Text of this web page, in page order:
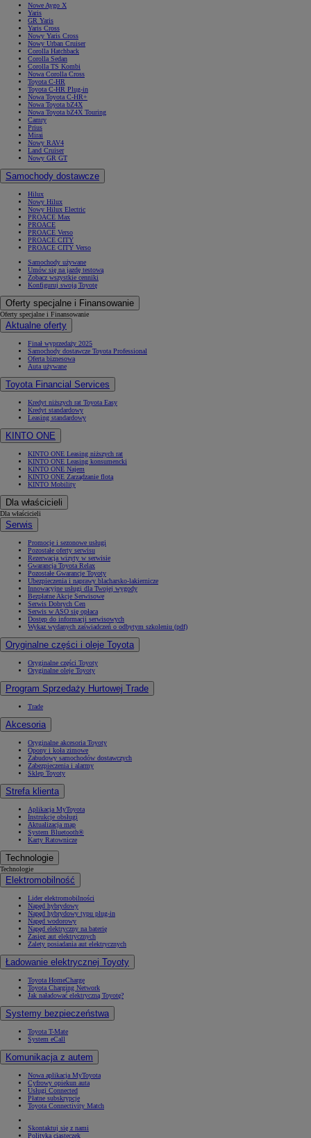
Nowe Aygo X
Yaris
GR Yaris
Yaris Cross
Nowy Yaris Cross
Nowy Urban Cruiser
Corolla Hatchback
Corolla Sedan
Corolla TS Kombi
Nowa Corolla Cross
Toyota C-HR
Toyota C-HR Plug-in
Nowa Toyota C-HR+
Nowa Toyota bZ4X
Nowa Toyota bZ4X Touring
Camry
Prius
Mirai
Nowy RAV4
Land Cruiser
Nowy GR GT
Samochody dostawcze
Hilux
Nowy Hilux
Nowy Hilux Electric
PROACE Max
PROACE
PROACE Verso
PROACE CITY
PROACE CITY Verso
Samochody używane
Umów się na jazdę testową
Zobacz wszystkie cenniki
Konfiguruj swoją Toyotę
Oferty specjalne i Finansowanie
Oferty specjalne i Finansowanie
Aktualne oferty
Finał wyprzedaży 2025
Samochody dostawcze Toyota Professional
Oferta biznesowa
Auta używane
Toyota Financial Services
Kredyt niższych rat Toyota Easy
Kredyt standardowy
Leasing standardowy
KINTO ONE
KINTO ONE Leasing niższych rat
KINTO ONE Leasing konsumencki
KINTO ONE Najem
KINTO ONE Zarządzanie flotą
KINTO Mobility
Dla właścicieli
Dla właścicieli
Serwis
Promocje i sezonowe usługi
Pozostałe oferty serwisu
Rezerwacja wizyty w serwisie
Gwarancja Toyota Relax
Pozostałe Gwarancje Toyoty
Ubezpieczenia i naprawy blacharsko-lakiernicze
Innowacyjne usługi dla Twojej wygody
Bezpłatne Akcje Serwisowe
Serwis Dobrych Cen
Serwis w ASO się opłaca
Dostęp do informacji serwisowych
Wykaz wydanych zaświadczeń o odbytym szkoleniu (pdf)
Oryginalne części i oleje Toyota
Oryginalne części Toyoty
Oryginalne oleje Toyoty
Program Sprzedaży Hurtowej Trade
Trade
Akcesoria
Oryginalne akcesoria Toyoty
Opony i koła zimowe
Zabudowy samochodów dostawczych
Zabezpieczenia i alarmy
Sklep Toyoty
Strefa klienta
Aplikacja MyToyota
Instrukcje obsługi
Aktualizacja map
System Bluetooth®
Karty Ratownicze
Technologie
Technologie
Elektromobilność
Lider elektromobilności
Napęd hybrydowy
Napęd hybrydowy typu plug-in
Napęd wodorowy
Napęd elektryczny na baterię
Zasięg aut elektrycznych
Zalety posiadania aut elektrycznych
Ładowanie elektrycznej Toyoty
Toyota HomeCharge
Toyota Charging Network
Jak naładować elektryczną Toyotę?
Systemy bezpieczeństwa
Toyota T-Mate
System eCall
Komunikacja z autem
Nowa aplikacja MyToyota
Cyfrowy opiekun auta
Usługi Connected
Płatne subskrypcje
Toyota Connectivity Match
Skontaktuj się z nami
Polityka ciasteczek